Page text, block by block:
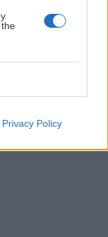
Privacy Policy